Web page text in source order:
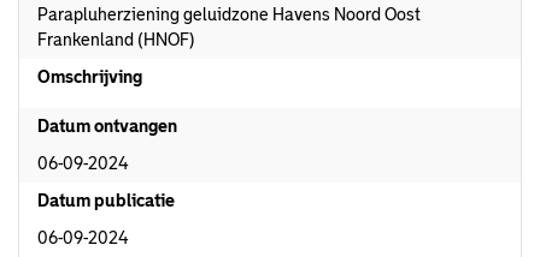
Parapluherziening geluidzone Havens Noord Oost
Frankenland (HNOF)
Omschrijving
Datum ontvangen
06-09-2024
Datum publicatie
06-09-2024